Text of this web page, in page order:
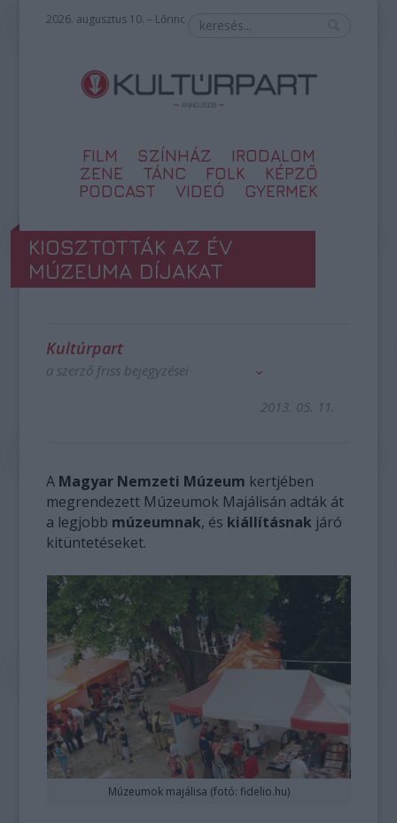
2026. augusztus 10. – Lőrinc
FILM SZÍNHÁZ
IRODALOM
ZENE
TÁNC FOLK
KÉPZŐ
PODCAST
VIDEÓ GYERMEK
KIOSZTOTTÁK AZ ÉV
MÚZEUMA DÍJAKAT
Kultúrpart
a szerző friss bejegyzései
2013. 05. 11.
A Magyar Nemzeti Múzeum kertjében
megrendezett Múzeumok Majálisán adták át
a legjobb múzeumnak, és kiállításnak járó
kitüntetéseket.
Múzeumok majálisa (fotó: fidelio.hu)